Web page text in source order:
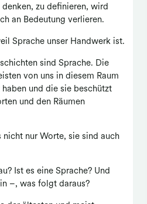
zu definieren, wird
an Bedeutung verlieren.
Sprache unser Handwerk ist.
sind Sprache. Die
von uns in diesem Raum
und die sie beschützt
und den Räumen
nur Worte, sie sind auch
Ist es eine Sprache? Und
–, was folgt daraus?